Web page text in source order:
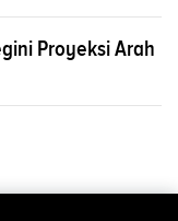
Proyeksi Arah